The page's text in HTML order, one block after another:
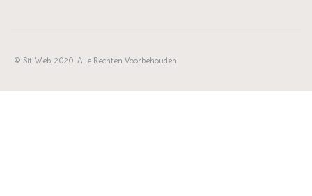
© SitiWeb, 2020. Alle Rechten Voorbehouden.